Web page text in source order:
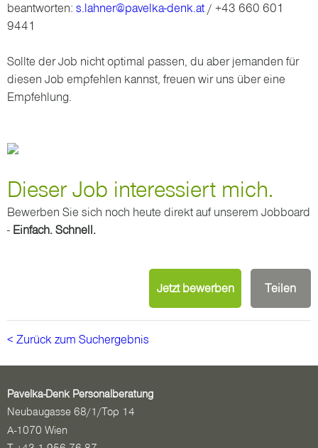
beantworten: s.lahner@pavelka-denk.at / +43 660 601
9441
Sollte der Job nicht optimal passen, du aber jemanden für
diesen Job empfehlen kannst, freuen wir uns über eine
Empfehlung.
Dieser Job interessiert mich.
Bewerben Sie sich noch heute direkt auf unserem Jobboard
- Einfach. Schnell.
Jetzt bewerben Teilen
< Zurück zum Suchergebnis
Pavelka-Denk Personalberatung
Neubaugasse 68/1/Top 14
A-1070 Wien